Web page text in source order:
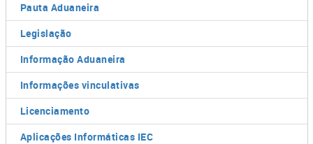
Pauta Aduaneira
Legislação
Informação Aduaneira
Informações vinculativas
Licenciamento
Aplicações Informáticas IEC